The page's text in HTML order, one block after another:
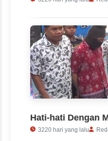
Hati-hati Dengan
3220 hari yang lalu